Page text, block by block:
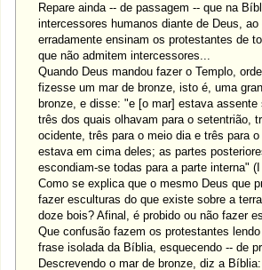
Repare ainda -- de passagem -- que na
intercessores humanos diante de Deus, ao
erradamente ensinam os protestantes de
que não admitem intercessores...
Quando Deus mandou fazer o Templo,
fizesse um mar de bronze, isto é, uma
bronze, e disse: "e [o mar] estava assente
três dos quais olhavam para o setentrião,
ocidente, três para o meio dia e três para
estava em cima deles; as partes
escondiam-se todas para a parte interna"
Como se explica que o mesmo Deus que
fazer esculturas do que existe sobre a
doze bois? Afinal, é probido ou não fazer
Que confusão fazem os protestantes
frase isolada da Bíblia, esquecendo -- de
Descrevendo o mar de bronze, diz a